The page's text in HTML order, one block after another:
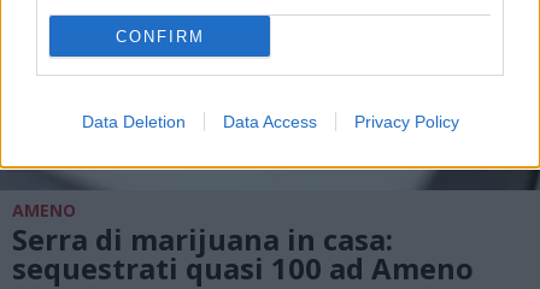
CONFIRM
Data Deletion Data Access Privacy Policy
AMENO
Serra di marijuana in casa:
sequestrati quasi 100 ad Ameno